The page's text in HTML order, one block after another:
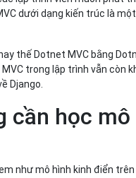
dưới dạng kiến trúc là
thế Dotnet MVC bằng
trong lập trình vẫn còn
Django.
cần học mô
như mô hình kinh điển